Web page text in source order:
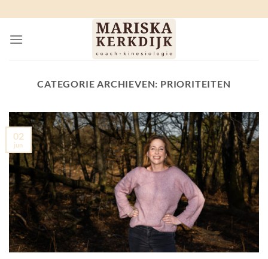
naar
inhoud
CATEGORIE ARCHIEVEN: PRIORITEITEN
02
jun